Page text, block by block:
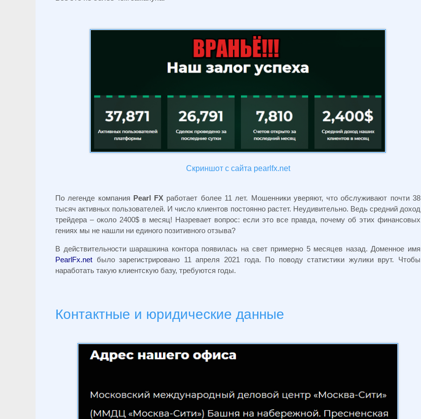
Скриншот с сайта pearlfx.net
По легенде компания Pearl FX работает более 11 лет. Мошенники уверяют, что обслуживают почти 38
тысяч активных пользователей. И число клиентов постоянно растет. Неудивительно. Ведь средний доход
трейдера – около 2400$ в месяц! Назревает вопрос: если это все правда, почему об этих финансовых
гениях мы не нашли ни единого позитивного отзыва?
В действительности шарашкина контора появилась на свет примерно 5 месяцев назад. Доменное имя
PearlFx.net было зарегистрировано 11 апреля 2021 года. По поводу статистики жулики врут. Чтобы
наработать такую клиентскую базу, требуются годы.
Контактные и юридические данные